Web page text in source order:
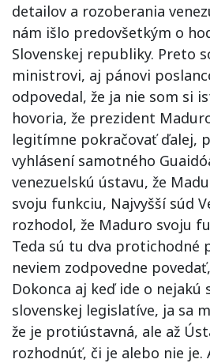
detailov a rozoberania
nám išlo predovšetkým o
Slovenskej republiky. Preto
ministrovi, aj pánovi
odpovedal, že ja nie som si
hovoria, že prezident
legitímne pokračovať ďalej,
vyhlásení samotného
venezuelskú ústavu, že
svoju funkciu, Najvyšší súd
rozhodol, že Maduro svoju
Teda sú tu dva protichodné
neviem zodpovedne
Dokonca aj keď ide o nejakú
slovenskej legislatíve, ja sa
že je protiústavná, ale až
rozhodnúť, či je alebo nie